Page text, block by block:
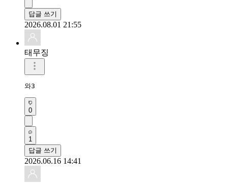
답글 쓰기
2026.08.01 21:55
태무징
와3
0
1
답글 쓰기
2026.06.16 14:41